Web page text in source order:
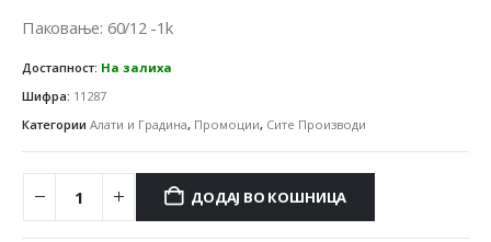
Паковање: 60/12 -1k
Достапност: На залиха
Шифра: 11287
Категории Алати и Градина, Промоции, Сите Производи
ДОДАЈ ВО КОШНИЦА